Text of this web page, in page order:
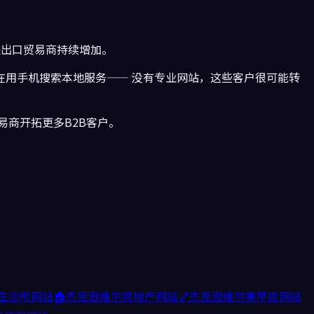
口贸易商持续增加。
用手机搜索本地服务—— 没有专业网站，这些客户很可能转
开拓更多B2B客户。
诊所网站🏠杰克逊维尔房地产网站💅杰克逊维尔美甲店网站